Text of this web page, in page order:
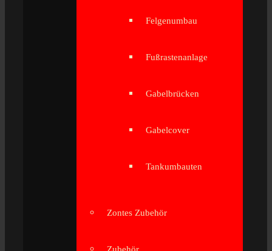
Felgenumbau
Fußrastenanlage
Gabelbrücken
Gabelcover
Tankumbauten
Zontes Zubehör